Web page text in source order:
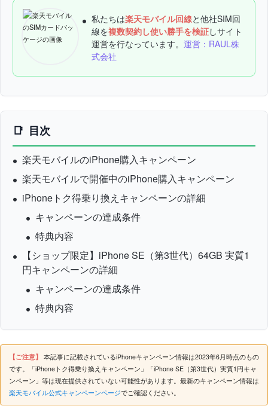
私たちは楽天モバイル回線と他社SIM回
線を複数契約し使い勝手を検証しサイト
運営を行なっています。 運営：RAUL株
式会社
目次
楽天モバイルのiPhone購入キャンペーン
楽天モバイルで開催中のiPhone購入キャンペーン
iPhoneトク得乗り換えキャンペーンの詳細
キャンペーンの達成条件
特典内容
【ショップ限定】iPhone SE（第3世代）64GB 実質1
円キャンペーンの詳細
キャンペーンの達成条件
特典内容
【ご注意】 本記事に記載されているiPhoneキャンペーン情報は2023年6月時点のもの
です。「iPhoneトク得乗り換えキャンペーン」「iPhone SE（第3世代）実質1円キャ
ンペーン」等は現在提供されていない可能性があります。最新のキャンペーン情報は
楽天モバイル公式キャンペーンページでご確認ください。